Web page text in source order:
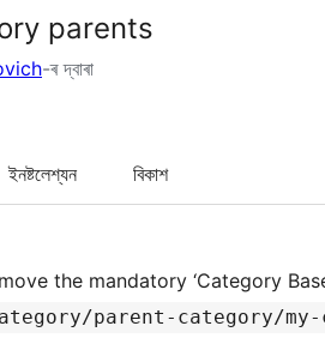
parents
-ৰ দ্বাৰা
ইনষ্টলেশ্যন বিকাশ
the mandatory ‘Category
parent-category/